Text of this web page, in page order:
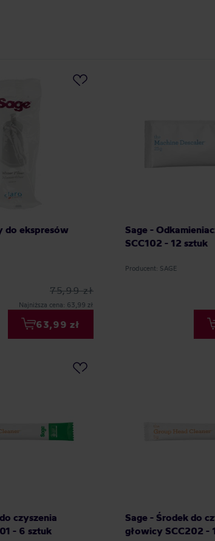
do ekspresów
75,99 zł
Najniższa cena: 63,99 zł
63,99 zł
Sage -
SCC102 - 12 sztuk
Producent: SAGE
czyszenia
- 6 sztuk
Sage - Środek do
głowicy SCC202 -